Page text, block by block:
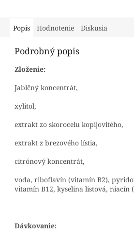
Popis Hodnotenie Diskusia
Podrobný popis
Zloženie:
Jablčný koncentrát,
xylitol,
extrakt zo skorocelu kopijovitého,
extrakt z brezového lístia,
citrónový koncentrát,
voda, riboflavín (vitamín B2),
vitamín B12, kyselina listová, niacín
Dávkovanie: